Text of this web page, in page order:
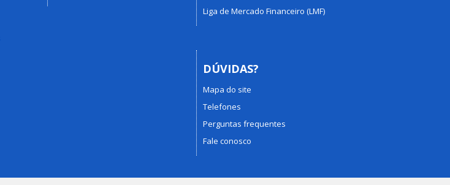
Liga de Mercado Financeiro (LMF)
DÚVIDAS?
Mapa do site
Telefones
Perguntas frequentes
Fale conosco